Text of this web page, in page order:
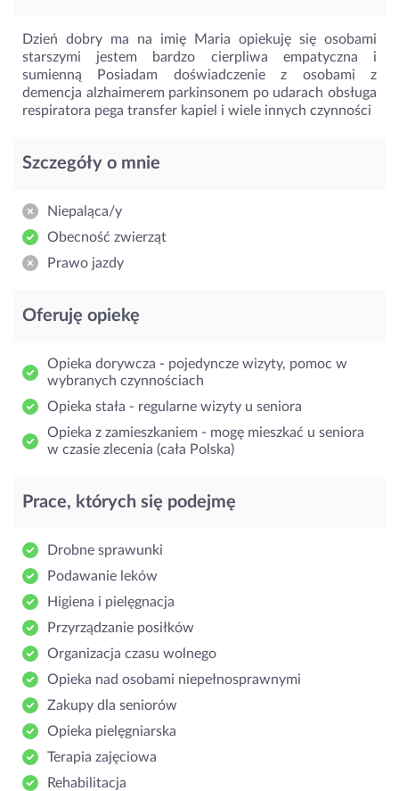
Dzień dobry ma na imię Maria opiekuję się osobami
starszymi jestem bardzo cierpliwa empatyczna i
sumienną Posiadam doświadczenie z osobami z
demencja alzhaimerem parkinsonem po udarach obsługa
respiratora pega transfer kapiel i wiele innych czynności
Szczegóły o mnie
Niepaląca/y
Obecność zwierząt
Prawo jazdy
Oferuję opiekę
Opieka dorywcza - pojedyncze wizyty, pomoc w
wybranych czynnościach
Opieka stała - regularne wizyty u seniora
Opieka z zamieszkaniem - mogę mieszkać u seniora
w czasie zlecenia (cała Polska)
Prace, których się podejmę
Drobne sprawunki
Podawanie leków
Higiena i pielęgnacja
Przyrządzanie posiłków
Organizacja czasu wolnego
Opieka nad osobami niepełnosprawnymi
Zakupy dla seniorów
Opieka pielęgniarska
Terapia zajęciowa
Rehabilitacja